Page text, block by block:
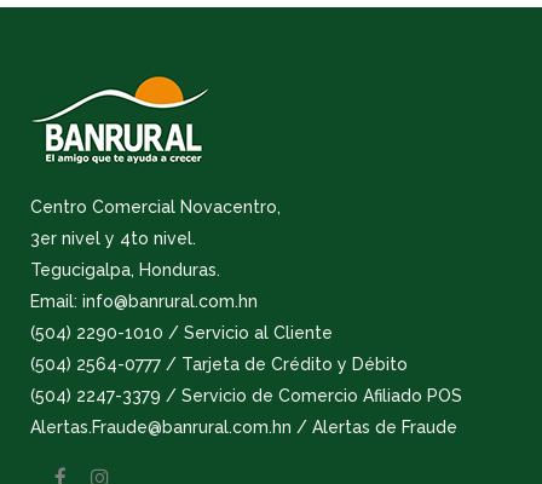
Centro Comercial Novacentro,
3er nivel y 4to nivel.
Tegucigalpa, Honduras.
Email: info@banrural.com.hn
(504) 2290-1010 / Servicio al Cliente
(504) 2564-0777 / Tarjeta de Crédito y Débito
(504) 2247-3379 / Servicio de Comercio Afiliado POS
Alertas.Fraude@banrural.com.hn / Alertas de Fraude